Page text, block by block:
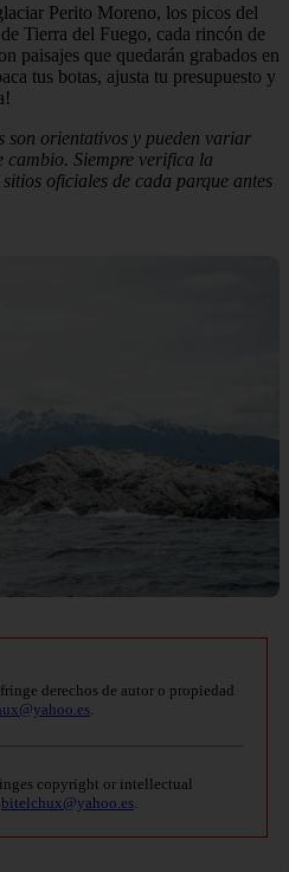
Perito Moreno, los picos del
Tierra del Fuego, cada rincón de
paisajes que quedarán grabados en
tus botas, ajusta tu presupuesto y
son orientativos y pueden variar
cambio. Siempre verifica la
oficiales de cada parque antes
derechos de autor o propiedad
copyright or intellectual
bitelchux@yahoo.es